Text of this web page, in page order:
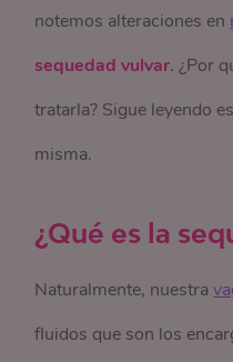
notemos alteraciones en
sequedad vulvar. ¿Por
tratarla? Sigue leyendo
misma.
¿Qué es la
Naturalmente, nuestra
fluidos que son los